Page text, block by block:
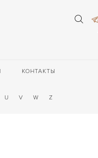
КОНТАКТЫ
U V W Z